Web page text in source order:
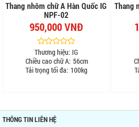
Thang nhôm chữ A Hàn Quốc IG
NPF-02
950,000 VNĐ
Thương hiệu: IG
Chiều cao chữ A: 56cm
Tải trọng tối đa: 100kg
Thang
THÔNG TIN LIÊN HỆ